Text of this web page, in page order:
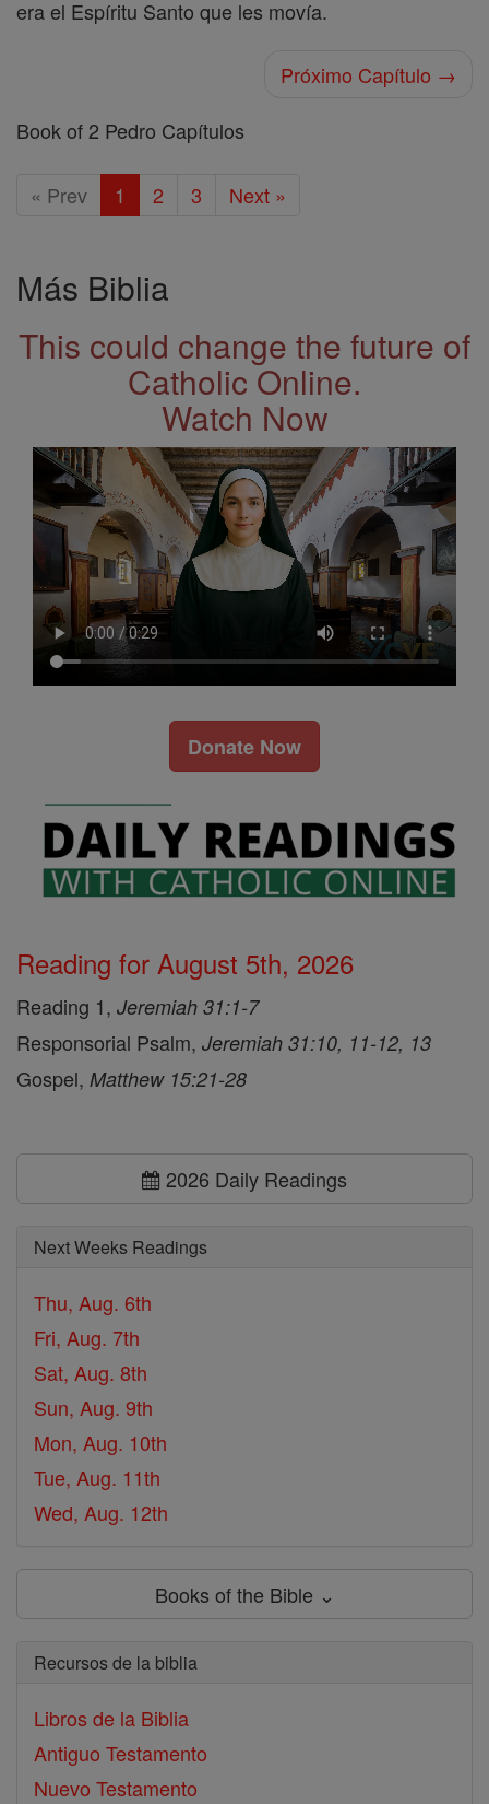
era el Espíritu Santo que les movía.
Próximo Capítulo →
Book of 2 Pedro Capítulos
« Prev 1 2 3 Next »
Más Biblia
This could change the future of
Catholic Online.
Watch Now
Donate Now
Reading for August 5th, 2026
Reading 1, Jeremiah 31:1-7
Responsorial Psalm, Jeremiah 31:10, 11-12, 13
Gospel, Matthew 15:21-28
2026 Daily Readings
Next Weeks Readings
Thu, Aug. 6th
Fri, Aug. 7th
Sat, Aug. 8th
Sun, Aug. 9th
Mon, Aug. 10th
Tue, Aug. 11th
Wed, Aug. 12th
Books of the Bible ⌄
Recursos de la biblia
Libros de la Biblia
Antiguo Testamento
Nuevo Testamento